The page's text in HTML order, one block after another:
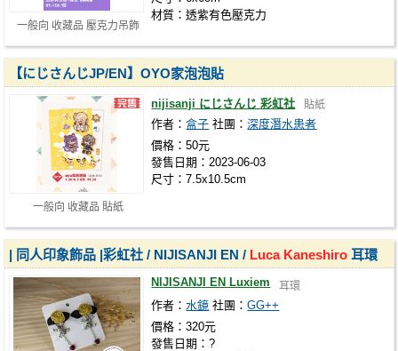
一般向 收藏品 壓克力吊飾
材質：透紫有色壓克力
一般向 收藏品 貼紙
【にじさんじJP/EN】OYO家泡泡貼
nijisanji にじさんじ 彩虹社 貼紙
作者：盒子 社團：深度潛水患者
價格：50元
發售日期：2023-06-03
尺寸：7.5x10.5cm
| 同人印象飾品 |彩虹社 / NIJISANJI EN / Luca Kaneshiro 耳環
NIJISANJI EN Luxiem 耳環
作者：水鏡 社團：GG++
價格：320元
發售日期：?